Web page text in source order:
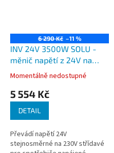
6 290 Kč –11 %
INV 24V 3500W SOLU -
měnič napětí z 24V na
230V, výkon 3500W
modifikovaná sinusovka
Momentálně nedostupné
5 554 Kč
DETAIL
Převádí napětí 24V
stejnosměrné na 230V střídavé